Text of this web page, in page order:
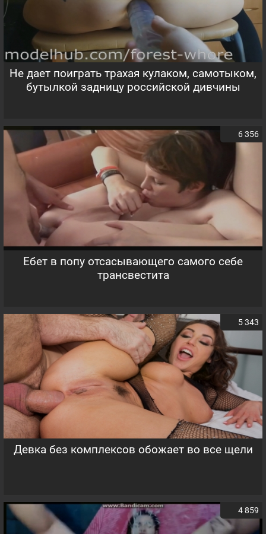
Не дает поиграть трахая кулаком, самотыком,
бутылкой задницу российской дивчины
6 356
Ебет в попу отсасывающего самого себе
трансвестита
5 343
Девка без комплексов обожает во все щели
4 859